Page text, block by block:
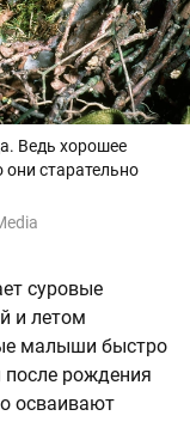
Ведь хорошее
они старательно
суровые
и летом
малыши быстро
после рождения
осваивают